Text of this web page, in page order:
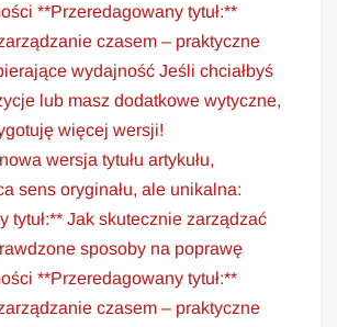
**Przeredagowany tytuł:**
czasem – praktyczne
wydajność Jeśli chciałbyś
lub masz dodatkowe wytyczne,
więcej wersji!
wersja tytułu artykułu,
sens oryginału, ale unikalna:
tytuł:** Jak skutecznie zarządzać
sposoby na poprawę
**Przeredagowany tytuł:**
czasem – praktyczne